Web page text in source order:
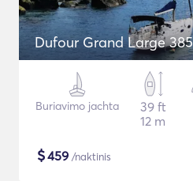
Dufour Grand Large 385
Buriavimo jachta
39 ft
12 m
$459 /naktinis